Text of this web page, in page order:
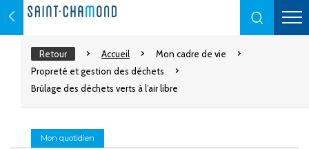
Retour Accueil
Mon cadre de vie
Propreté et gestion des déchets
Brûlage des déchets verts à l’air libre
Mon quotidien